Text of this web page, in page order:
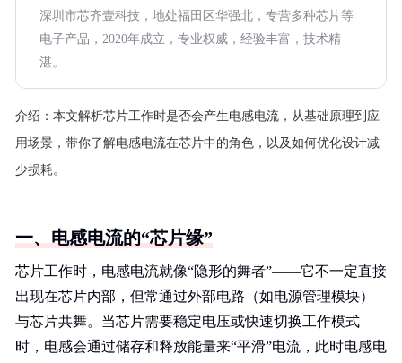
深圳市芯齐壹科技，地处福田区华强北，专营多种芯片等
电子产品，2020年成立，专业权威，经验丰富，技术精
湛。
介绍： 本文解析芯片工作时是否会产生电感电流，从基础原理到应
用场景，带你了解电感电流在芯片中的角色，以及如何优化设计减
少损耗。
一、电感电流的“芯片缘”
芯片工作时，电感电流就像“隐形的舞者”——它不一定直接
出现在芯片内部，但常通过外部电路（如电源管理模块）
与芯片共舞。当芯片需要稳定电压或快速切换工作模式
时，电感会通过储存和释放能量来“平滑”电流，此时电感电